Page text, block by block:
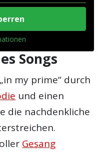
Songs
my prime“ durch
und einen
die nachdenkliche
Gesang